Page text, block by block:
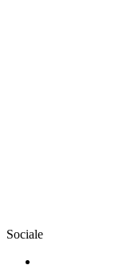
Sociale